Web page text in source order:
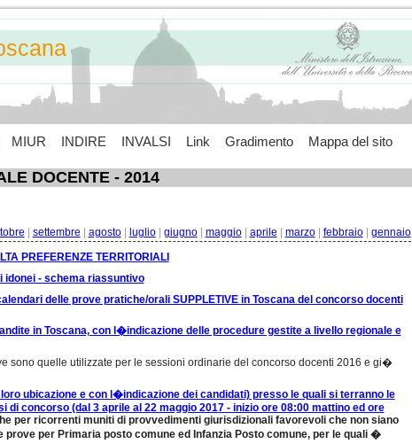
MIUR INDIRE INVALSI Link Gradimento Mappa del sito
DOCENTE - 2014
settembre agosto| luglio| giugno| maggio| aprile marzo| febbraio| gennaio
PREFERENZE TERRITORIALI
idonei - schema riassuntivo
delle prove pratiche/orali SUPPLETIVE in Toscana del concorso docenti
in Toscana, con l�indicazione delle procedure gestite a livello regionale e
sono quelle utilizzate per le sessioni ordinarie del concorso docenti 2016 e gi�
ubicazione e con l�indicazione dei candidati) presso le quali si terranno le
di concorso (dal 3 aprile al 22 maggio 2017 - inizio ore 08:00 mattino ed ore
per ricorrenti muniti di provvedimenti giurisdizionali favorevoli che non siano
per Primaria posto comune ed Infanzia Posto comune, per le quali �